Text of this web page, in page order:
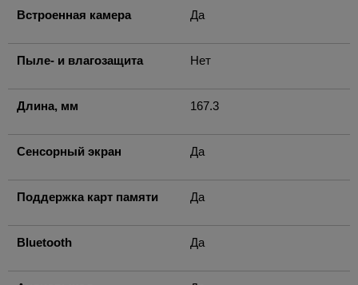
Встроенная камера Да
Пыле- и влагозащита Нет
Длина, мм 167.3
Сенсорный экран Да
Поддержка карт памяти Да
Bluetooth Да